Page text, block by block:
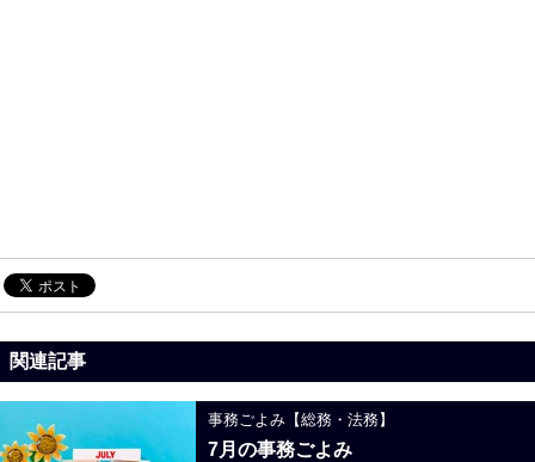
関連記事
事務ごよみ【総務・法務】
7月の事務ごよみ